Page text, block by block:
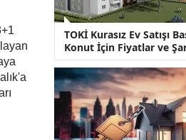
TOKİ Kurasız Ev Satışı
Konut İçin Fiyatlar ve